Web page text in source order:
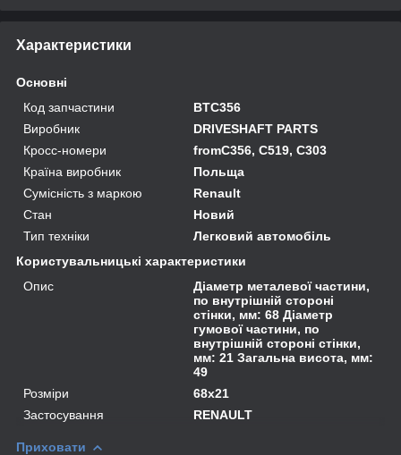
Характеристики
Основні
Код запчастини
BTC356
Виробник
DRIVESHAFT PARTS
Кросс-номери
fromC356, C519, C303
Країна виробник
Польща
Сумісність з маркою
Renault
Стан
Новий
Тип техніки
Легковий автомобіль
Користувальницькі характеристики
Опис
Діаметр металевої частини,
по внутрішній стороні
стінки, мм: 68 Діаметр
гумової частини, по
внутрішній стороні стінки,
мм: 21 Загальна висота, мм:
49
Розміри
68x21
Застосування
RENAULT
Приховати